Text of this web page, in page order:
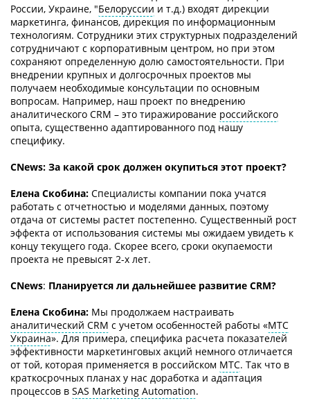
России, Украине, "Белоруссии и т.д.) входят дирекции
маркетинга, финансов, дирекция по информационным
технологиям. Сотрудники этих структурных подразделений
сотрудничают с корпоративным центром, но при этом
сохраняют определенную долю самостоятельности. При
внедрении крупных и долгосрочных проектов мы
получаем необходимые консультации по основным
вопросам. Например, наш проект по внедрению
аналитического CRM – это тиражирование российского
опыта, существенно адаптированного под нашу
специфику.
СNews: За какой срок должен окупиться этот проект?
Елена Скобина: Специалисты компании пока учатся
работать с отчетностью и моделями данных, поэтому
отдача от системы растет постепенно. Существенный рост
эффекта от использования системы мы ожидаем увидеть к
концу текущего года. Скорее всего, сроки окупаемости
проекта не превысят 2-х лет.
CNews: Планируется ли дальнейшее развитие CRM?
Елена Скобина: Мы продолжаем настраивать
аналитический CRM с учетом особенностей работы «МТС
Украина». Для примера, специфика расчета показателей
эффективности маркетинговых акций немного отличается
от той, которая применяется в российском МТС. Так что в
краткосрочных планах у нас доработка и адаптация
процессов в SAS Marketing Automation.